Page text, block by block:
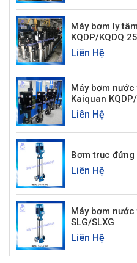
Máy bơm ly
KQDP/KQDQ
Liên Hệ
Máy bơm
Kaiquan
Liên Hệ
Bơm trục đứng
Liên Hệ
Máy bơm
SLG/SLXG
Liên Hệ